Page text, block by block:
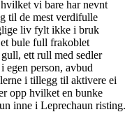
vi bare har nevnt
til de mest verdifulle
liv fylt ikke i bruk
bule full frakoblet
ett rull med sedler
egen person, avbud
i tillegg til aktivere ei
opp hvilket en bunke
inne i Leprechaun risting.